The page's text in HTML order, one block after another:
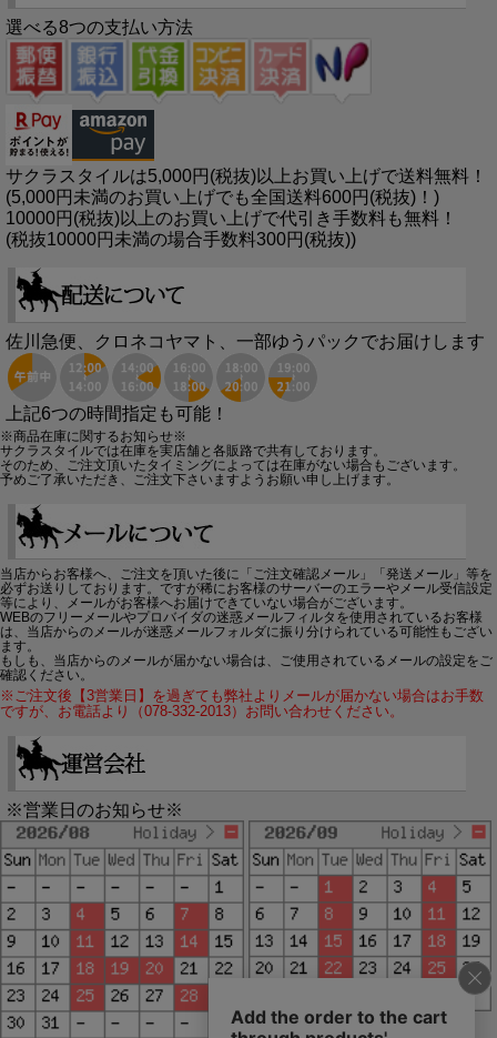
選べる8つの支払い方法
サクラスタイルは5,000円(税抜)以上お買い上げで送料無料！
(5,000円未満のお買い上げでも全国送料600円(税抜)！)
10000円(税抜)以上のお買い上げで代引き手数料も無料！
(税抜10000円未満の場合手数料300円(税抜))
佐川急便、クロネコヤマト、一部ゆうパックでお届けします
上記6つの時間指定も可能！
※商品在庫に関するお知らせ※
サクラスタイルでは在庫を実店舗と各販路で共有しております。
そのため、ご注文頂いたタイミングによっては在庫がない場合もございます。
予めご了承いただき、ご注文下さいますようお願い申し上げます。
当店からお客様へ、ご注文を頂いた後に「ご注文確認メール」「発送メール」等を
必ずお送りしております。ですが稀にお客様のサーバーのエラーやメール受信設定
等により、メールがお客様へお届けできていない場合がございます。
WEBのフリーメールやプロバイダの迷惑メールフィルタを使用されているお客様
は、当店からのメールが迷惑メールフォルダに振り分けられている可能性もござい
ます。
もしも、当店からのメールが届かない場合は、ご使用されているメールの設定をご
確認ください。
※ご注文後【3営業日】を過ぎても弊社よりメールが届かない場合はお手数
ですが、お電話より（078-332-2013）お問い合わせください。
※営業日のお知らせ※